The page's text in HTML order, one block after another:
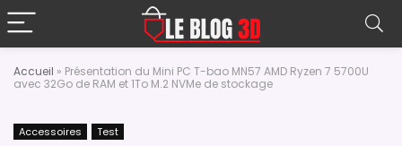
Accueil » Présentation du Mini PC T-bao MN57 AMD Ryzen 7 5700U
avec 32Go de RAM et 1To M.2 NVMe de stockage
Accessoires Test